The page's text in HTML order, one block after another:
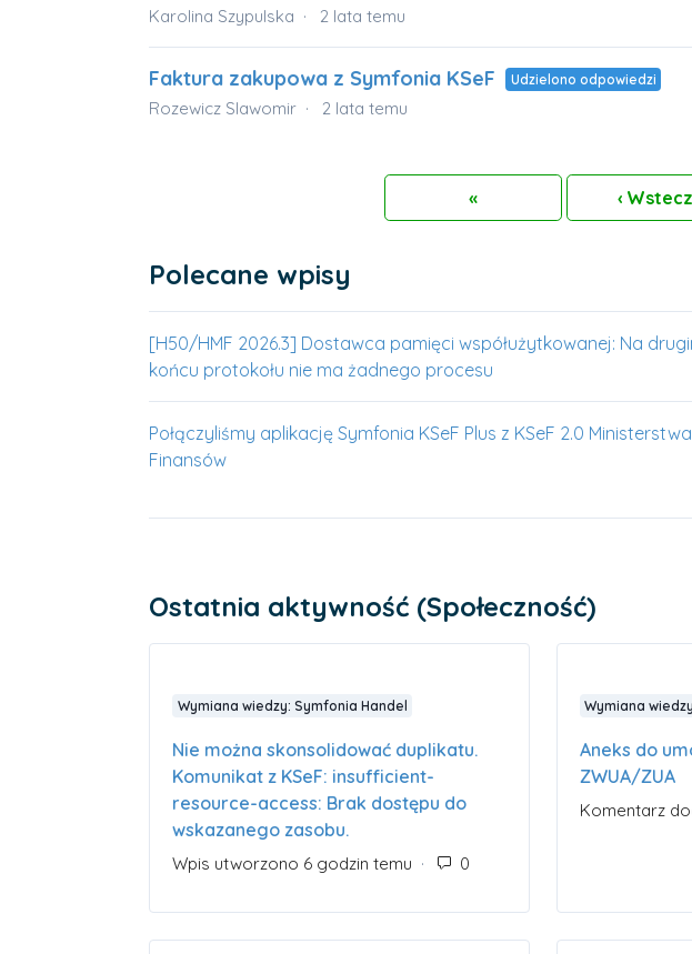
Karolina Szypulska 2 lata temu
Faktura zakupowa z Symfonia KSeF Udzielono odpowiedzi
Rozewicz Slawomir 2 lata temu
« ‹ Wstecz
Polecane wpisy
[H50/HMF 2026.3] Dostawca pamięci współużytkowanej: Na
końcu protokołu nie ma żadnego procesu
Połączyliśmy aplikację Symfonia KSeF Plus z KSeF 2.0 Ministerstwa
Finansów
Ostatnia aktywność (Społeczność)
Wymiana wiedzy: Symfonia Handel
Nie można skonsolidować duplikatu.
Komunikat z KSeF: insufficient-
resource-access: Brak dostępu do
wskazanego zasobu.
Wpis utworzono 6 godzin temu
Wymiana
Aneks do
ZWUA/ZUA
Komentarz